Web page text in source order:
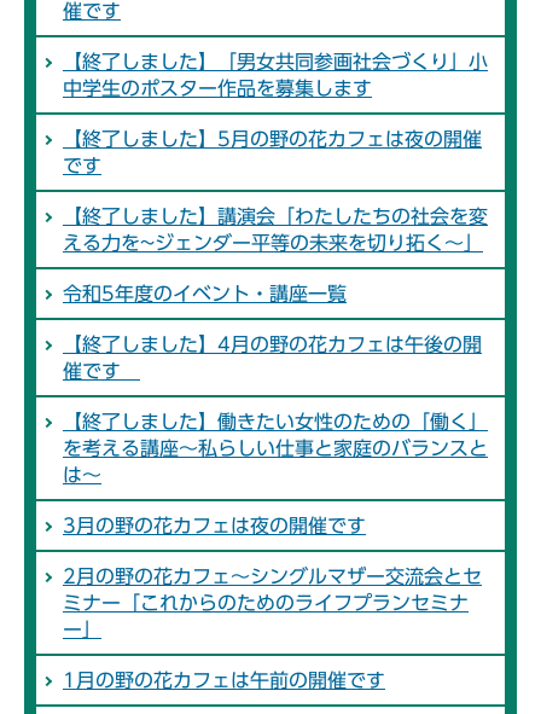
催です
【終了しました】「男女共同参画社会づくり」小
中学生のポスター作品を募集します
【終了しました】5月の野の花カフェは夜の開催
です
【終了しました】講演会「わたしたちの社会を変
える力を~ジェンダー平等の未来を切り拓く～」
令和5年度のイベント・講座一覧
【終了しました】4月の野の花カフェは午後の開
催です
【終了しました】働きたい女性のための「働く」
を考える講座～私らしい仕事と家庭のバランスと
は～
3月の野の花カフェは夜の開催です
2月の野の花カフェ～シングルマザー交流会とセ
ミナー「これからのためのライフプランセミナ
ー」
1月の野の花カフェは午前の開催です